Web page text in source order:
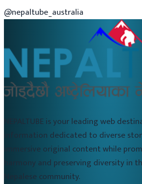
@nepaltube_australia
NEPALTUBE is your leading web
information dedicated to diverse
immersive original content while
harmony and preserving diversity in
Nepalese community.